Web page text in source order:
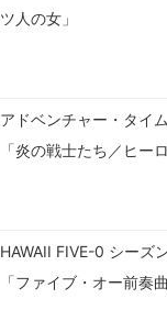
ツ人の女」
アドベンチャー・タイ
「炎の戦士たち／ヒー
HAWAII FIVE-0 シーズ
「ファイブ・オー前奏曲